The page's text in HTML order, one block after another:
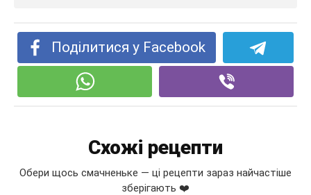
Поділитися у Facebook
Схожі рецепти
Обери щось смачненьке — ці рецепти зараз найчастіше
зберігають ❤️